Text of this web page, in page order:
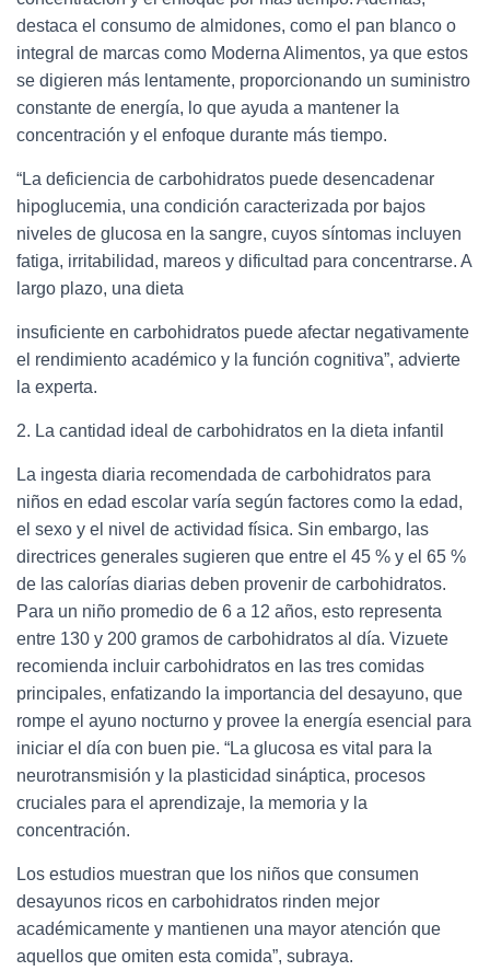
destaca el consumo de almidones, como el pan blanco o
integral de marcas como Moderna Alimentos, ya que estos
se digieren más lentamente, proporcionando un suministro
constante de energía, lo que ayuda a mantener la
concentración y el enfoque durante más tiempo.
“La deficiencia de carbohidratos puede desencadenar
hipoglucemia, una condición caracterizada por bajos
niveles de glucosa en la sangre, cuyos síntomas incluyen
fatiga, irritabilidad, mareos y dificultad para concentrarse. A
largo plazo, una dieta
insuficiente en carbohidratos puede afectar negativamente
el rendimiento académico y la función cognitiva”, advierte
la experta.
2. La cantidad ideal de carbohidratos en la dieta infantil
La ingesta diaria recomendada de carbohidratos para
niños en edad escolar varía según factores como la edad,
el sexo y el nivel de actividad física. Sin embargo, las
directrices generales sugieren que entre el 45 % y el 65 %
de las calorías diarias deben provenir de carbohidratos.
Para un niño promedio de 6 a 12 años, esto representa
entre 130 y 200 gramos de carbohidratos al día. Vizuete
recomienda incluir carbohidratos en las tres comidas
principales, enfatizando la importancia del desayuno, que
rompe el ayuno nocturno y provee la energía esencial para
iniciar el día con buen pie. “La glucosa es vital para la
neurotransmisión y la plasticidad sináptica, procesos
cruciales para el aprendizaje, la memoria y la
concentración.
Los estudios muestran que los niños que consumen
desayunos ricos en carbohidratos rinden mejor
académicamente y mantienen una mayor atención que
aquellos que omiten esta comida”, subraya.